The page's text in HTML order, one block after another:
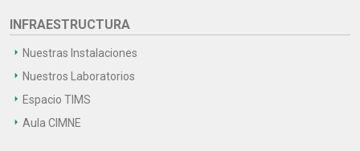
INFRAESTRUCTURA
Nuestras Instalaciones
Nuestros Laboratorios
Espacio TIMS
Aula CIMNE